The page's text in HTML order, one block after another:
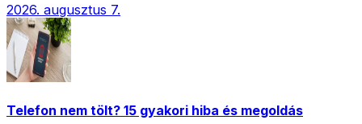
2026. augusztus 7.
Telefon nem tölt? 15 gyakori hiba és megoldás